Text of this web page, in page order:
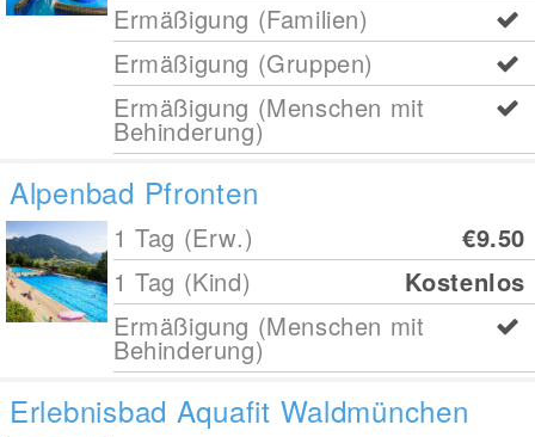
Ermäßigung (Familien)
Ermäßigung (Gruppen)
Ermäßigung (Menschen mit
Behinderung)
Alpenbad Pfronten
1 Tag (Erw.)
€9.50
1 Tag (Kind)
Kostenlos
Ermäßigung (Menschen mit
Behinderung)
Erlebnisbad Aquafit Waldmünchen